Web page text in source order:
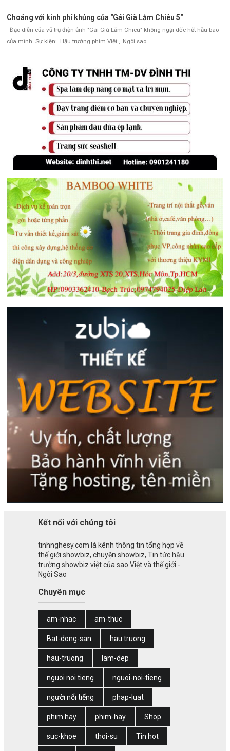
Choáng với kinh phí khủng của "Gái Già Lắm Chiêu 5"
Đạo diễn của vũ trụ điện ảnh "Gái Già Lắm Chiêu" không ngại dốc hết hầu bao
của mình. Sự kiện: Hậu trường phim Việt , Ngôi sao...
Kết nối với chúng tôi
tinhnghesy.com là kênh thông tin tổng hợp về
thế giới showbiz, chuyện showbiz, Tin tức hậu
trường showbiz việt của sao Việt và thế giới -
Ngôi Sao
Chuyên mục
am-nhac am-thuc
Bat-dong-san hau truong
hau-truong lam-dep
nguoi noi tieng nguoi-noi-tieng
người nổi tiếng phap-luat
phim hay phim-hay Shop
suc-khoe thoi-su Tin hot